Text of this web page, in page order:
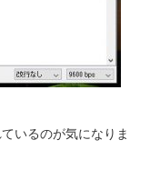
いるのが気になりま